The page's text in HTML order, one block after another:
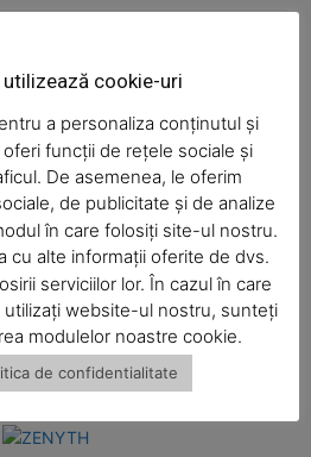
NOW
de e-mail și site-ul web în
viitoare i comentariu.
cookie-uri
a personaliza conținutul și
funcții de rețele sociale și
De asemenea, le oferim
de publicitate și de analize
în care folosiți site-ul nostru.
cu alte informații oferite de dvs.
serviciilor lor. În cazul în care
utilizați website-ul nostru, sunteți
modulelor noastre cookie.
de confidentialitate